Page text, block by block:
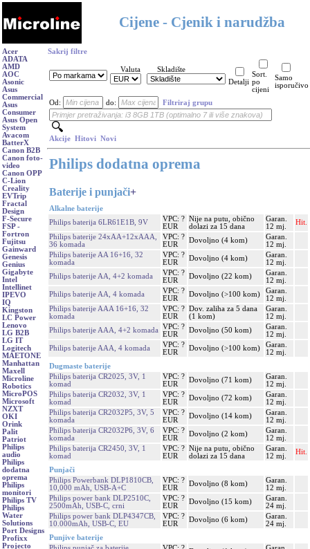
Cijene - Cjenik i narudžba
Acer
ADATA
AMD
AOC
Asonic
Asus
Commercial
Asus
Consumer
Asus Open
System
Avacom
BatterX
Canon B2B
Canon foto-
video
Canon OPP
C-Lion
Creality
EVTrip
Fractal
Design
F-Secure
FSP -
Fortron
Fujitsu
Gainward
Genesis
Genius
Gigabyte
Intel
Intellinet
IPEVO
IQ
Kingston
LC Power
Lenovo
LG B2B
LG IT
Logitech
MAETONE
Manhattan
Maxell
Microline
Robotics
MicroPOS
Microsoft
NZXT
OKI
Orink
Palit
Patriot
Philips
audio
Philips
dodatna
oprema
Philips
monitori
Philips TV
Philips
Water
Solutions
Port Designs
Profixx
Projecto
Sakrij filtre
Valuta
Skladište
Detalji
Sort.
po
cijeni
Samo
isporučivo
Od: do: Filtriraj grupu
Akcije Hitovi Novi
Philips dodatna oprema
Baterije i punjači+
Alkalne baterije
Philips baterija 6LR61E1B, 9V
VPC: ?
EUR
Nije na putu, obično
dolazi za 15 dana
Garan.
12 mj.
Hit.
Philips baterije 24xAA+12xAAA,
36 komada
VPC: ?
EUR
Dovoljno (4 kom)
Garan.
12 mj.
Philips baterije AA 16+16, 32
komada
VPC: ?
EUR
Dovoljno (4 kom)
Garan.
12 mj.
Philips baterije AA, 4+2 komada
VPC: ?
EUR
Dovoljno (22 kom)
Garan.
12 mj.
Philips baterije AA, 4 komada
VPC: ?
EUR
Dovoljno (>100 kom)
Garan.
12 mj.
Philips baterije AAA 16+16, 32
komada
VPC: ?
EUR
Dov. zaliha za 5 dana
(1 kom)
Garan.
12 mj.
Philips baterije AAA, 4+2 komada
VPC: ?
EUR
Dovoljno (50 kom)
Garan.
12 mj.
Philips baterije AAA, 4 komada
VPC: ?
EUR
Dovoljno (>100 kom)
Garan.
12 mj.
Dugmaste baterije
Philips baterija CR2025, 3V, 1
komad
VPC: ?
EUR
Dovoljno (71 kom)
Garan.
12 mj.
Philips baterija CR2032, 3V, 1
komad
VPC: ?
EUR
Dovoljno (72 kom)
Garan.
12 mj.
Philips baterija CR2032P5, 3V, 5
komada
VPC: ?
EUR
Dovoljno (14 kom)
Garan.
12 mj.
Philips baterija CR2032P6, 3V, 6
komada
VPC: ?
EUR
Dovoljno (2 kom)
Garan.
12 mj.
Philips baterija CR2450, 3V, 1
komad
VPC: ?
EUR
Nije na putu, obično
dolazi za 15 dana
Garan.
12 mj.
Hit.
Punjači
Philips Powerbank DLP1810CB,
10,000 mAh, USB-A+C
VPC: ?
EUR
Dovoljno (8 kom)
Garan.
12 mj.
Philips power bank DLP2510C,
2500mAh, USB-C, crni
VPC: ?
EUR
Dovoljno (15 kom)
Garan.
24 mj.
Philips power bank DLP4347CB,
10.000mAh, USB-C, EU
VPC: ?
EUR
Dovoljno (6 kom)
Garan.
24 mj.
Punjive baterije